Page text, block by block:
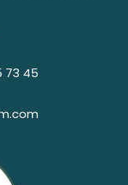
73 45